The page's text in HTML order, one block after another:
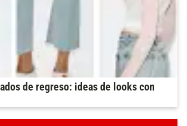
de regreso: ideas de looks con